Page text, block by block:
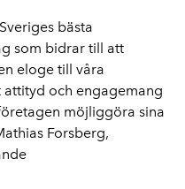
bästa
som bidrar till att
eloge till våra
och engagemang
möjliggöra sina
Forsberg,